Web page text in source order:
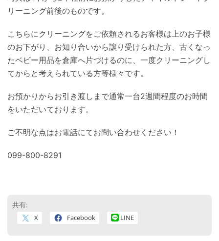
リーニング前後のものです。
こちらにクリーニングをご依頼されるお客様は上のお子様
のお下がり、お知り合いから譲り受けられた方、古くなっ
たベビー用品を倉庫へ片づけるのに、一度クリーニングし
てからと考えられている方等様々です。
お預かりからお引き渡しまで通常一台2週間程度のお時間
をいただいております。
ご不明な点はお電話にてお問い合わせください！
099-800-8291
共有:
X Facebook LINE